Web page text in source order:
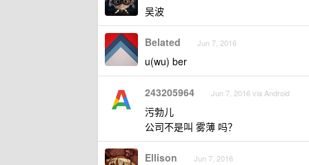
吴波
Belated Jun 7, 2016
u(wu) ber
243205964 Jun 7, 2016 via Android
污勃儿
公司不是叫 雾薄 吗？
Ellison Jun 7, 2016